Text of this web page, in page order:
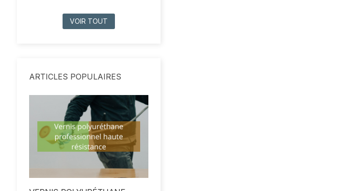
VOIR TOUT
ARTICLES POPULAIRES